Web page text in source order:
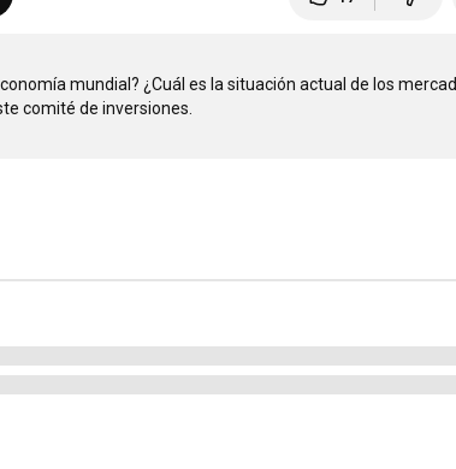
mundial? ¿Cuál es la situación actual de los